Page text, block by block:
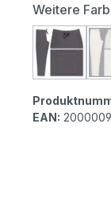
Weitere
EAN: